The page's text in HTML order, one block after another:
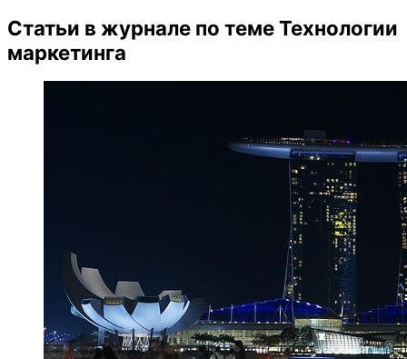
Статьи в журнале по теме Технологии
маркетинга